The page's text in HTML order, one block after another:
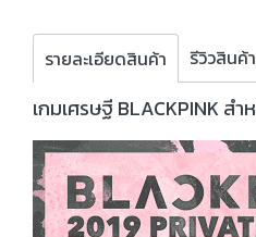
รายละเอียดสินค้า รีวิวสินค้า
เกมเศรษฐี BLACKPINK สำ